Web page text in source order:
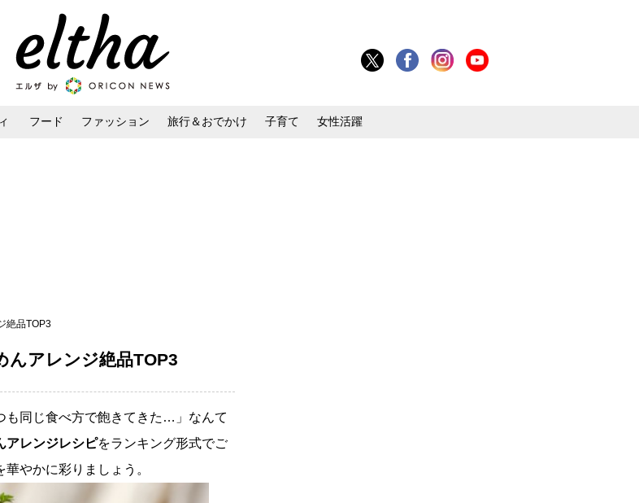
フード ファッション 旅行＆おでかけ 子育て 女性活躍
絶品TOP3
んアレンジ絶品TOP3
も同じ食べ方で飽きてきた…」なんて
アレンジレシピをランキング形式でご
やかに彩りましょう。